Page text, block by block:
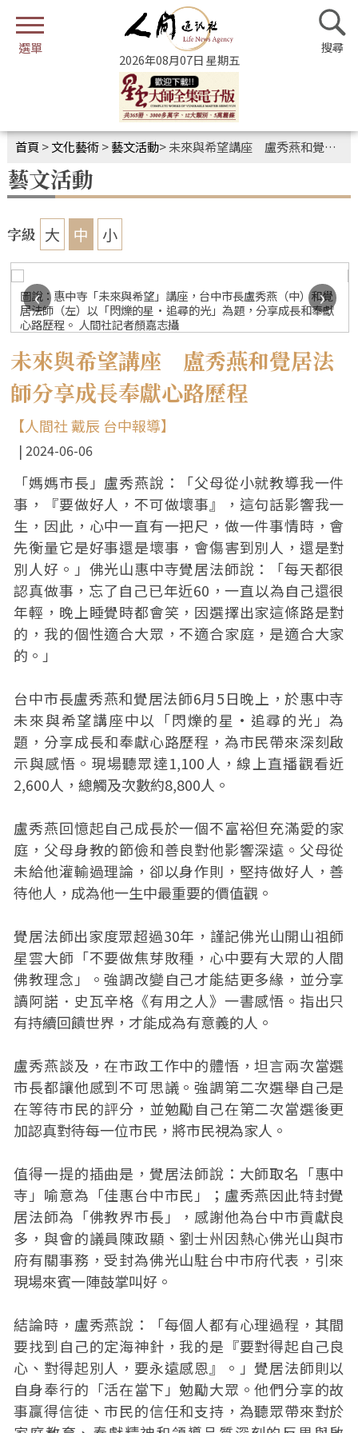
2026年08月07日 星期五
首頁 >文化藝術>藝文活動>未來與希望講座 盧秀燕和覺居法師分享成長奉獻心路歷程
藝文活動
字級 大 中 小
圖說：惠中寺「未來與希望」講座，台中市長盧秀燕（中）和覺
居法師（左）以「閃爍的星·追尋的光」為題，分享成長和奉獻
心路歷程。 人間社記者顏嘉志攝
‹ ›
未來與希望講座 盧秀燕和覺居法
師分享成長奉獻心路歷程
【人間社 戴辰 台中報導】
2024-06-06
「媽媽市長」盧秀燕說：「父母從小就教導我一件
事，『要做好人，不可做壞事』，這句話影響我一
生，因此，心中一直有一把尺，做一件事情時，會
先衡量它是好事還是壞事，會傷害到別人，還是對
別人好。」佛光山惠中寺覺居法師說：「每天都很
認真做事，忘了自己已年近60，一直以為自己還很
年輕，晚上睡覺時都會笑，因選擇出家這條路是對
的，我的個性適合大眾，不適合家庭，是適合大家
的。」
台中市長盧秀燕和覺居法師6月5日晚上，於惠中寺
未來與希望講座中以「閃爍的星·追尋的光」為
題，分享成長和奉獻心路歷程，為市民帶來深刻啟
示與感悟。現場聽眾達1,100人，線上直播觀看近
2,600人，總觸及次數約8,800人。
盧秀燕回憶起自己成長於一個不富裕但充滿愛的家
庭，父母身教的節儉和善良對他影響深遠。父母從
未給他灌輸過理論，卻以身作則，堅持做好人，善
待他人，成為他一生中最重要的價值觀。
覺居法師出家度眾超過30年，謹記佛光山開山祖師
星雲大師「不要做焦芽敗種，心中要有大眾的人間
佛教理念」。強調改變自己才能結更多緣，並分享
讀阿諾．史瓦辛格《有用之人》一書感悟。指出只
有持續回饋世界，才能成為有意義的人。
盧秀燕談及，在市政工作中的體悟，坦言兩次當選
市長都讓他感到不可思議。強調第二次選舉自己是
在等待市民的評分，並勉勵自己在第二次當選後更
加認真對待每一位市民，將市民視為家人。
值得一提的插曲是，覺居法師說：大師取名「惠中
寺」喻意為「佳惠台中市民」；盧秀燕因此特封覺
居法師為「佛教界市長」，感謝他為台中市貢獻良
多，與會的議員陳政顯、劉士州因熱心佛光山與市
府有關事務，受封為佛光山駐台中市府代表，引來
現場來賓一陣鼓掌叫好。
結論時，盧秀燕說：「每個人都有心理過程，其間
要找到自己的定海神針，我的是『要對得起自己良
心、對得起別人，要永遠感恩』。」覺居法師則以
自身奉行的「活在當下」勉勵大眾。他們分享的故
事贏得信徒、市民的信任和支持，為聽眾帶來對於